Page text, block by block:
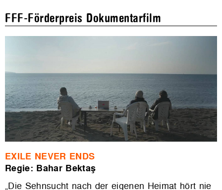
FFF-Förderpreis Dokumentarfilm
EXILE NEVER ENDS
Regie: Bahar Bektaş
„Die Sehnsucht nach der eigenen Heimat hört nie